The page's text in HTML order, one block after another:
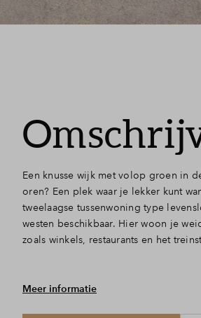
Een knusse wijk met volop groen in
oren? Een plek waar je lekker kunt
tweelaagse tussenwoning type
westen beschikbaar. Hier woon je
zoals winkels, restaurants en het
Master bedroom met badkamer en
Meer informatie